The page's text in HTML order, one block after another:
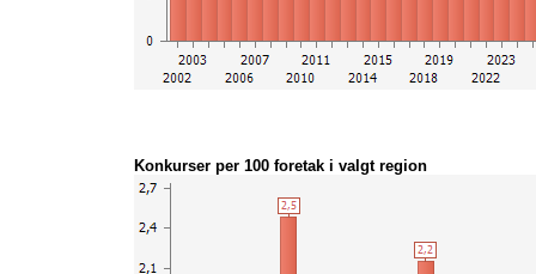
Konkurser per 100 foretak i valgt region